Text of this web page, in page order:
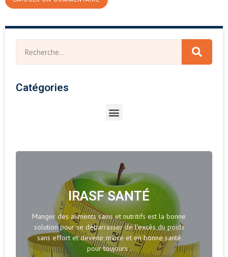
Catégories
IRASF SANTÉ
Manger des aliments sains et nutritifs est la bonne
solution pour se débarrasser de l’excès du poids
sans effort et devenir mince et en bonne santé
pour toujours .